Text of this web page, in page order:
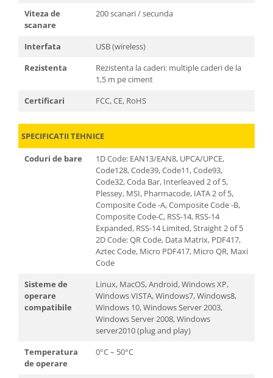
Viteza de
scanare
200 scanari / secunda
Interfata
USB (wireless)
Rezistenta
Rezistenta la caderi: multiple caderi de la
1,5 m pe ciment
Certificari
FCC, CE, RoHS
SPECIFICATII TEHNICE
Coduri de bare
1D Code: EAN13/EAN8, UPCA/UPCE,
Code128, Code39, Code11, Code93,
Code32, Coda Bar, Interleaved 2 of 5,
Plessey, MSI, Pharmacode, IATA 2 of 5,
Composite Code -A, Composite Code -B,
Composite Code-C, RSS-14, RSS-14
Expanded, RSS-14 Limited, Straight 2 of 5
2D Code: QR Code, Data Matrix, PDF417,
Aztec Code, Micro PDF417, Micro QR, Maxi
Code
Sisteme de
operare
compatibile
Linux, MacOS, Android, Windows XP,
Windows VISTA, Windows7, Windows8,
Windows 10, Windows Server 2003,
Windows Server 2008, Windows
server2010 (plug and play)
Temperatura
de operare
0°C – 50°C